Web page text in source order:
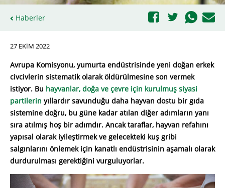
Haberler
27 EKIM 2022
Avrupa Komisyonu, yumurta endüstrisinde yeni doğan erkek
civcivlerin sistematik olarak öldürülmesine son vermek
istiyor. Bu hayvanlar, doğa ve çevre için kurulmuş siyasi
partilerin yıllardır savunduğu daha hayvan dostu bir gıda
sistemine doğru, bu güne kadar atılan diğer adımların yanı
sıra atılmış hoş bir adımdır. Ancak taraflar, hayvan refahını
yapısal olarak iyileştirmek ve gelecekteki kuş gribi
salgınlarını önlemek için kanatlı endüstrisinin aşamalı olarak
durdurulması gerektiğini vurguluyorlar.